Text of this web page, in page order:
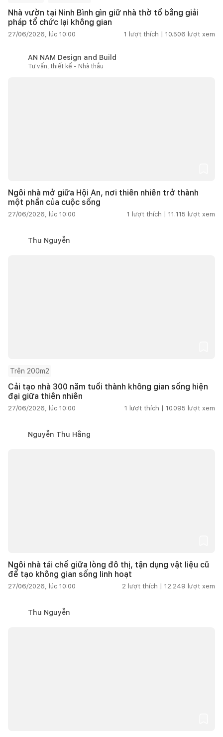
Nhà vườn tại Ninh Bình gìn giữ nhà thờ tổ bằng giải
pháp tổ chức lại không gian
27/06/2026, lúc 10:00 1 lượt thích | 10.506 lượt xem
AN NAM Design and Build
Tư vấn, thiết kế - Nhà thầu
Ngôi nhà mở giữa Hội An, nơi thiên nhiên trở thành
một phần của cuộc sống
27/06/2026, lúc 10:00 1 lượt thích | 11.115 lượt xem
Thu Nguyễn
Trên 200m2
Cải tạo nhà 300 năm tuổi thành không gian sống hiện
đại giữa thiên nhiên
27/06/2026, lúc 10:00 1 lượt thích | 10.095 lượt xem
Nguyễn Thu Hằng
Ngôi nhà tái chế giữa lòng đô thị, tận dụng vật liệu cũ
để tạo không gian sống linh hoạt
27/06/2026, lúc 10:00 2 lượt thích | 12.249 lượt xem
Thu Nguyễn